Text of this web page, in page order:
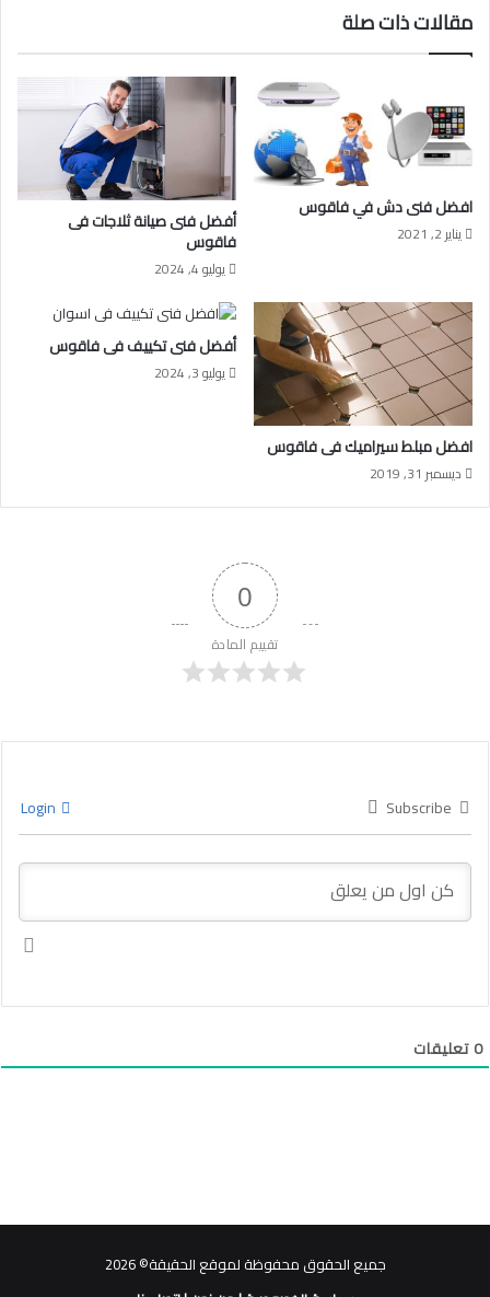
مقالات ذات صلة
افضل فنى دش في فاقوس
يناير 2, 2021 أفضل فنى صيانة ثلاجات فى
فاقوس
يوليو 4, 2024
افضل مبلط سيراميك فى فاقوس
ديسمبر 31, 2019
أفضل فنى تكييف فى فاقوس
يوليو 3, 2024
0
تقييم المادة
Subscribe
0تعليقات
جميع الحقوق محفوظة لموقع الحقيقة© 2026